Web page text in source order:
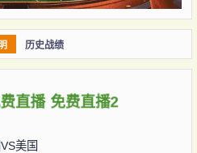
历史战绩
直播 免费直播2
美国